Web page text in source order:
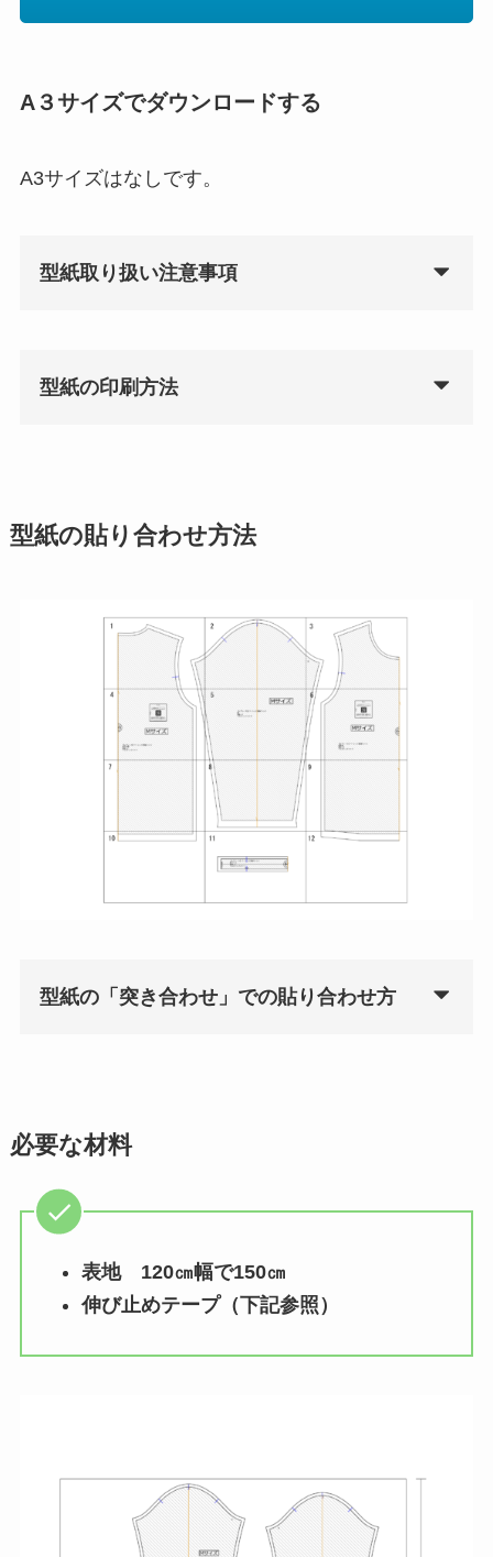
A３サイズでダウンロードする
A3サイズはなしです。
型紙取り扱い注意事項
型紙の印刷方法
型紙の貼り合わせ方法
型紙の「突き合わせ」での貼り合わせ方
必要な材料
表地 120㎝幅で150㎝
伸び止めテープ（下記参照）